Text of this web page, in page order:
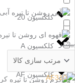
کلکسیون 20
کلکسیون A
کلکسیون AF
مسی
بیشتر